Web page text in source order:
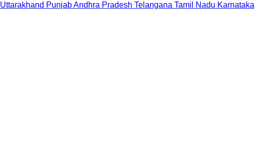
Uttarakhand PunjabAndhra Pradesh Telangana Tamil Nadu Karnataka